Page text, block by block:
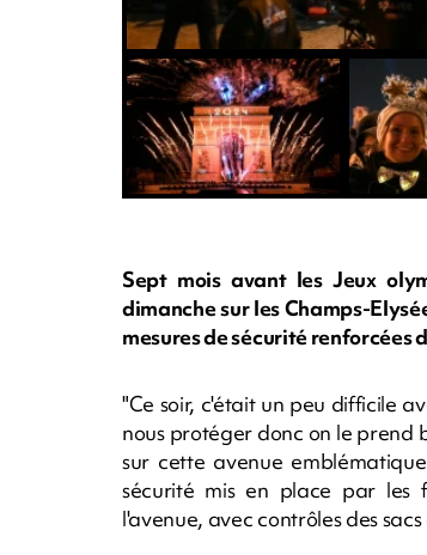
Sept mois avant les Jeux
dimanche sur les Champs-
mesures de sécurité renforcées
"Ce soir, c'était un peu difficile
nous protéger donc on le prend
sur cette avenue
sécurité mis en place par les
l'avenue, avec contrôles des